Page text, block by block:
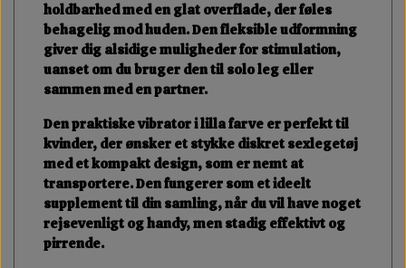
holdbarhed med en glat overflade, der føles
behagelig mod huden. Denfleksible udformning
giver dig alsidige muligheder for stimulation,
uanset om du bruger den til solo leg eller
sammen med en partner.
Denpraktiske vibratorililla farve er perfekt til
kvinder, der ønsker et stykke diskret sexlegetøj
med et kompakt design, som er nemt at
transportere. Den fungerer som et ideelt
supplement til din samling, når du vil have noget
rejsevenligt og handy, men stadig effektivt og
pirrende.